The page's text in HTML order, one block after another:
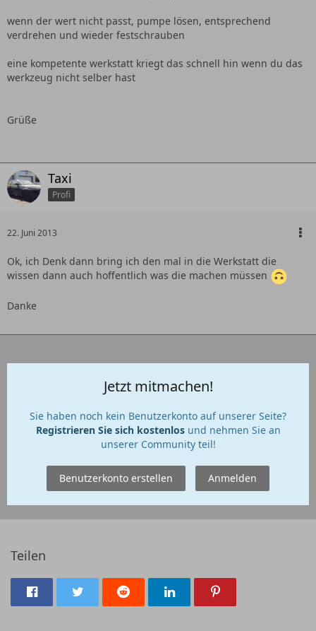
wenn der wert nicht passt, pumpe lösen, entsprechend
verdrehen und wieder festschrauben
eine kompetente werkstatt kriegt das schnell hin wenn du das
werkzeug nicht selber hast
Grüße
Taxi
Profi
22. Juni 2013
Ok, ich Denk dann bring ich den mal in die Werkstatt die
wissen dann auch hoffentlich was die machen müssen
Danke
Jetzt mitmachen!
Sie haben noch kein Benutzerkonto auf unserer Seite?
Registrieren Sie sich kostenlosund nehmen Sie an
unserer Community teil!
Benutzerkonto erstellen Anmelden
Teilen